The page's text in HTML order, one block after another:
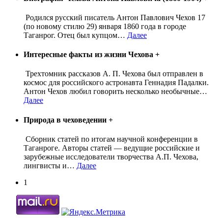
Родился русский писатель Антон Павлович Чехов 17
(по новому стилю 29) января 1860 года в городе
Таганрог. Отец был купцом… Далее
Интересные факты из жизни Чехова +
Трехтомник рассказов А. П. Чехова был отправлен в
космос для российского астронавта Геннадия Падалки.
Антон Чехов любил говорить несколько необычные…
Далее
Природа в чеховедении +
Сборник статей по итогам научной конференции в
Таганроге. Авторы статей — ведущие российские и
зарубежные исследователи творчества А.П. Чехова,
лингвисты и… Далее
1